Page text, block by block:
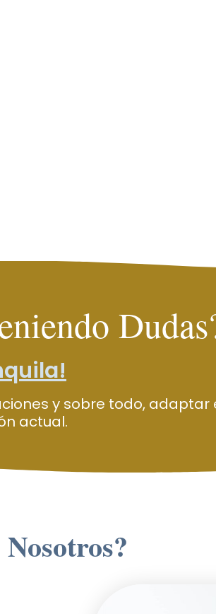
y sobre todo,
actual.